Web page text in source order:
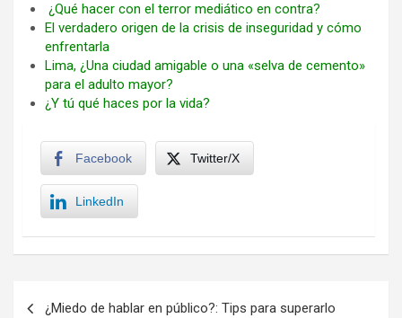
¿Qué hacer con el terror mediático en contra?
El verdadero origen de la crisis de inseguridad y cómo
enfrentarla
Lima, ¿Una ciudad amigable o una «selva de cemento»
para el adulto mayor?
¿Y tú qué haces por la vida?
Facebook Twitter/X
LinkedIn
¿Miedo de hablar en público?: Tips para superarlo